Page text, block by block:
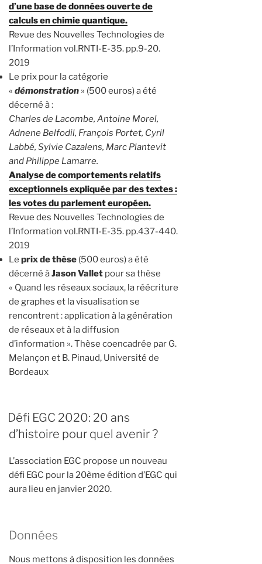
d’une base de données ouverte de
calculs en chimie quantique.
Revue des Nouvelles Technologies de
l’Information vol.RNTI-E-35. pp.9-20.
2019
Le prix pour la catégorie
« démonstration » (500 euros) a été
décerné à :
Charles de Lacombe, Antoine Morel,
Adnene Belfodil, François Portet, Cyril
Labbé, Sylvie Cazalens, Marc Plantevit
and Philippe Lamarre.
Analyse de comportements relatifs
exceptionnels expliquée par des textes :
les votes du parlement européen.
Revue des Nouvelles Technologies de
l’Information vol.RNTI-E-35. pp.437-440.
2019
Le prix de thèse (500 euros) a été
décerné àJason Vallet pour sa thèse
« Quand les réseaux sociaux, la réécriture
de graphes et la visualisation se
rencontrent : application à la génération
de réseaux et à la diffusion
d’information ». Thèse coencadrée par G.
Melançon et B. Pinaud, Université de
Bordeaux
Défi EGC 2020: 20 ans
d’histoire pour quel avenir ?
L’association EGC propose un nouveau
défi EGC pour la 20ème édition d’EGC qui
aura lieu en janvier 2020.
Données
Nous mettons à disposition les données